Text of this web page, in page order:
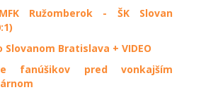
Ružomberok - ŠK Slovan
Bratislava + VIDEO
fanúšikov pred vonkajším